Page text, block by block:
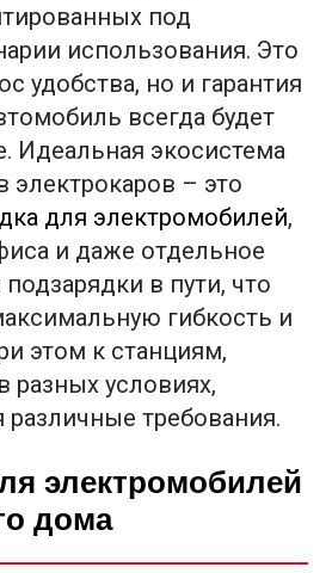
под
использования. Это
удобства, но и гарантия
всегда будет
Идеальная экосистема
электрокаров – это
для электромобилей,
и даже отдельное
в пути, что
гибкость и
этом к станциям,
разных условиях,
требования.
электромобилей
дома